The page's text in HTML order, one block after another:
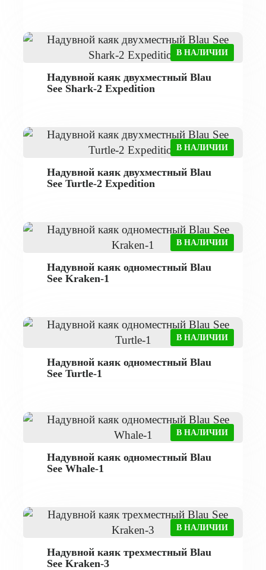
В НАЛИЧИИ
Надувной каяк двухместный Blau
See Shark-2 Expedition
В НАЛИЧИИ
Надувной каяк двухместный Blau
See Turtle-2 Expedition
В НАЛИЧИИ
Надувной каяк одноместный Blau
See Kraken-1
В НАЛИЧИИ
Надувной каяк одноместный Blau
See Turtle-1
В НАЛИЧИИ
Надувной каяк одноместный Blau
See Whale-1
В НАЛИЧИИ
Надувной каяк трехместный Blau
See Kraken-3